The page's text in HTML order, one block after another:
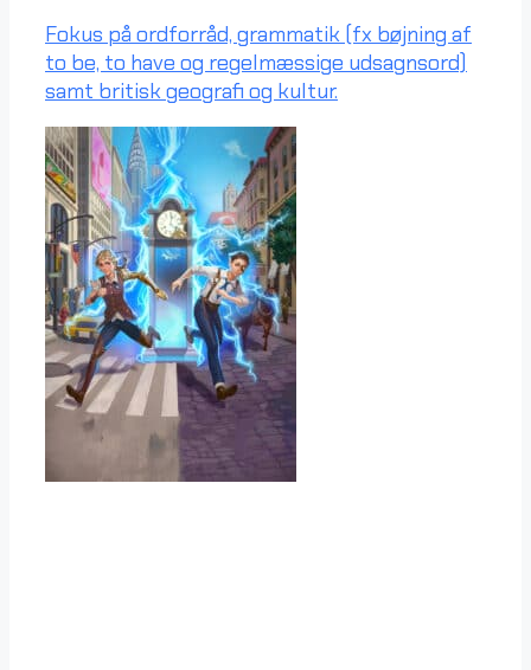
Fokus på ordforråd, grammatik (fx bøjning af
to be, to have og regelmæssige udsagnsord)
samt britisk geografi og kultur.